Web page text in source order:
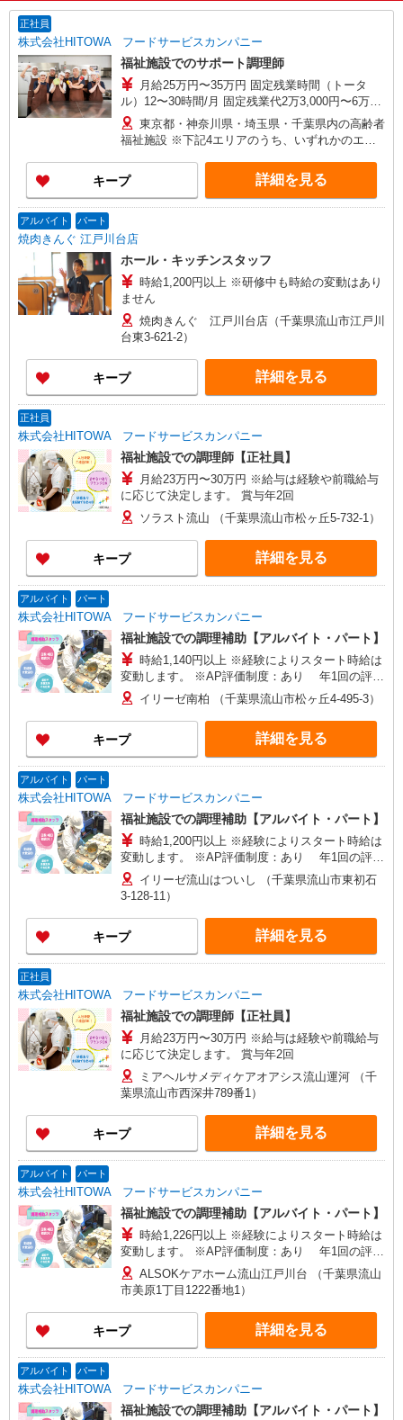
正社員
株式会社HITOWA フードサービスカンパニー
福祉施設でのサポート調理師
月給25万円〜35万円 固定残業時間（トータ
ル）12〜30時間/月 固定残業代2万3,000円〜6万
3,000円 超過分別途支給 ※給与は経験や前職給与
に応じて決定します。 賞与年2回
東京都・神奈川県・埼玉県・千葉県内の高齢者
福祉施設 ※下記4エリアのうち、いずれかのエリ
範囲は、お住まいやご希望を考慮して決定いたし
ますのでご相談ください。 ［1］東京エリア
… 八王子市、立川市、府中市、調布市、狛江市
［3］千葉エリア … 千葉市緑区、船橋市、市原
市、木更津市、松戸市、柏市、流山市 ［4］埼玉
エリア … さいたま市大宮区、所沢市、入間
市、狭山市、和光市、朝霞市
キープ 詳細を見る
アルバイト パート
焼肉きんぐ 江戸川台店
ホール・キッチンスタッフ
時給1,200円以上 ※研修中も時給の変動はあり
ません
焼肉きんぐ 江戸川台店（千葉県流山市江戸川
台東3-621-2）
キープ 詳細を見る
正社員
株式会社HITOWA フードサービスカンパニー
福祉施設での調理師【正社員】
月給23万円〜30万円 ※給与は経験や前職給与
に応じて決定します。 賞与年2回
ソラスト流山 （千葉県流山市松ヶ丘5-732-1）
キープ 詳細を見る
アルバイト パート
株式会社HITOWA フードサービスカンパニー
福祉施設での調理補助【アルバイト・パート】
時給1,140円以上 ※経験によりスタート時給は
変動します。 ※AP評価制度：あり 年1回の評価
により時給を見直します。 ※アルバイト賞与（寸
志）：あり 年2回。勤続年数により金額UP。
イリーゼ南柏 （千葉県流山市松ヶ丘4-495-3）
キープ 詳細を見る
アルバイト パート
株式会社HITOWA フードサービスカンパニー
福祉施設での調理補助【アルバイト・パート】
時給1,200円以上 ※経験によりスタート時給は
変動します。 ※AP評価制度：あり 年1回の評価
により時給を見直します。 ※アルバイト賞与（寸
志）：あり 年2回。勤続年数により金額UP。
イリーゼ流山はついし （千葉県流山市東初石
3-128-11）
キープ 詳細を見る
正社員
株式会社HITOWA フードサービスカンパニー
福祉施設での調理師【正社員】
月給23万円〜30万円 ※給与は経験や前職給与
に応じて決定します。 賞与年2回
ミアヘルサメディケアオアシス流山運河 （千
葉県流山市西深井789番1）
キープ 詳細を見る
アルバイト パート
株式会社HITOWA フードサービスカンパニー
福祉施設での調理補助【アルバイト・パート】
時給1,226円以上 ※経験によりスタート時給は
変動します。 ※AP評価制度：あり 年1回の評価
により時給を見直します。 ※アルバイト賞与（寸
志）：あり 年2回。勤続年数により金額UP。
ALSOKケアホーム流山江戸川台 （千葉県流山
市美原1丁目1222番地1）
キープ 詳細を見る
アルバイト パート
株式会社HITOWA フードサービスカンパニー
福祉施設での調理補助【アルバイト・パート】